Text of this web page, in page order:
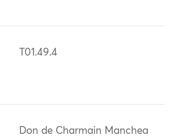
T01.49.4
Don de Charmain Manchea